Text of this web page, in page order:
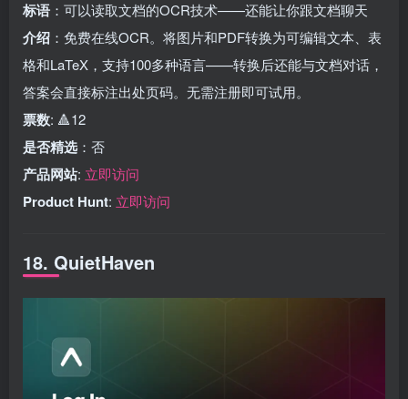
标语 ：可以读取文档的OCR技术——还能让你跟文档聊天
介绍 ：免费在线OCR。将图片和PDF转换为可编辑文本、表
格和LaTeX，支持100多种语言——转换后还能与文档对话，
答案会直接标注出处页码。无需注册即可试用。
票数: 🔺12
是否精选 ：否
产品网站: 立即访问
Product Hunt: 立即访问
18. QuietHaven